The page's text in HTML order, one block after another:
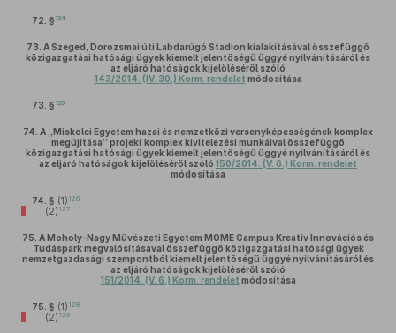
72. § 124
73. A Szeged, Dorozsmai úti Labdarúgó Stadion kialakításával összefüggő
közigazgatási hatósági ügyek kiemelt jelentőségű üggyé nyilvánításáról és
az eljáró hatóságok kijelöléséről szóló
143/2014. (IV. 30.) Korm. rendelet módosítása
73. § 125
74. A „Miskolci Egyetem hazai és nemzetközi versenyképességének komplex
megújítása” projekt komplex kivitelezési munkáival összefüggő
közigazgatási hatósági ügyek kiemelt jelentőségű üggyé nyilvánításáról és
az eljáró hatóságok kijelöléséről szóló 150/2014. (V. 6.) Korm. rendelet
módosítása
74. § (1) 126
(2) 127
75. A Moholy-Nagy Művészeti Egyetem MOME Campus Kreatív Innovációs és
Tudáspark megvalósításával összefüggő közigazgatási hatósági ügyek
nemzetgazdasági szempontból kiemelt jelentőségű üggyé nyilvánításáról és
az eljáró hatóságok kijelöléséről szóló
151/2014. (V. 6.) Korm. rendelet módosítása
75. § (1) 128
(2) 129